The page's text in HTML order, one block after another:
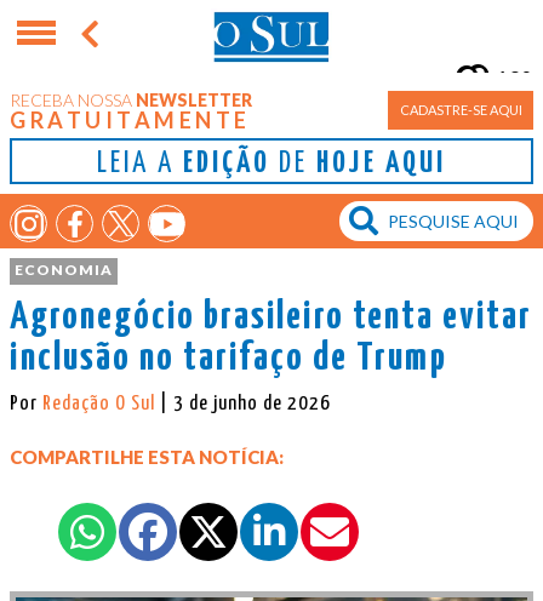
RECEBA NOSSA NEWSLETTER
GRATUITAMENTE CADASTRE-SE AQUI
LEIA A EDIÇÃO DE HOJE AQUI
Porto Alegre
10°
ECONOMIA
Agronegócio brasileiro tenta evitar
inclusão no tarifaço de Trump
Por Redação O Sul | 3 de junho de 2026
COMPARTILHE ESTA NOTÍCIA: